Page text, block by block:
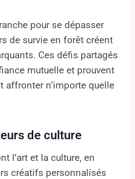
pour se dépasser
de survie en forêt créent
Ces défis partagés
mutuelle et prouvent
affronter n’importe quelle
de culture
l’art et la culture, en
créatifs personnalisés